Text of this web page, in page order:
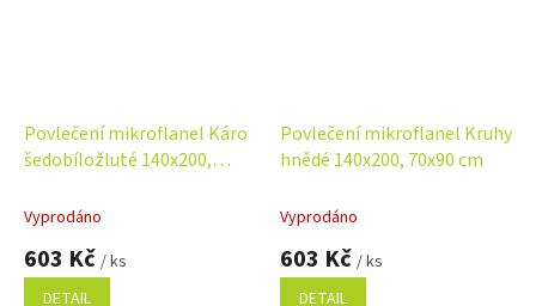
Povlečení mikroflanel Káro
šedobíložluté 140x200,
Vyprodáno
603 Kč / ks
DETAIL
Povlečení mikroflanel Kruhy
hnědé 140x200, 70x90 cm
Vyprodáno
603 Kč / ks
DETAIL